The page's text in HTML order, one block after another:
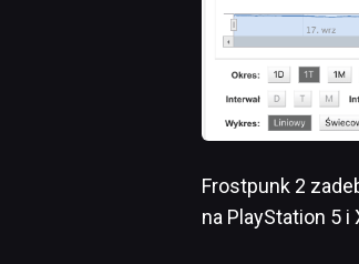
Frostpunk 2
na PlayStation 5